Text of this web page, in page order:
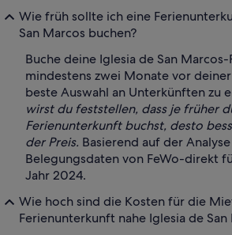
Wie früh sollte ich eine
San Marcos buchen?
Buche deine Iglesia de San
mindestens zwei Monate vor
beste Auswahl an Unterkünften zu
wirst du feststellen, dass je früher
Ferienunterkunft buchst, desto
der Preis. Basierend auf der
Belegungsdaten von FeWo-direkt
Jahr 2024.
Wie hoch sind die Kosten für die
Ferienunterkunft nahe Iglesia de San